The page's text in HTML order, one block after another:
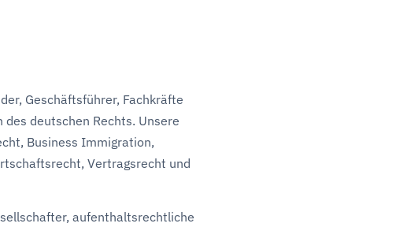
Geschäftsführer, Fachkräfte
deutschen Rechts. Unsere
Business Immigration,
Vertragsrecht und
aufenthaltsrechtliche